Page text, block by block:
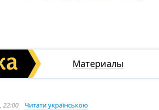
Материалы
, 22:00 Читати українською